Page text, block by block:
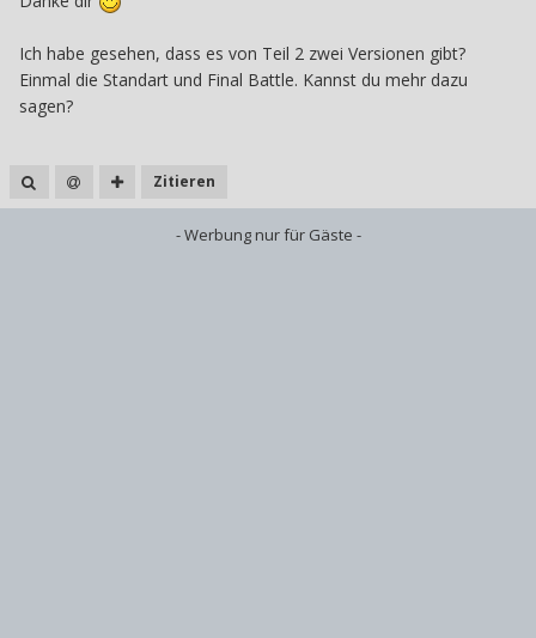
Ich habe gesehen, dass es von Teil 2 zwei Versionen gibt?
Einmal die Standart und Final Battle. Kannst du mehr dazu
sagen?
Zitieren
- Werbung nur für Gäste -